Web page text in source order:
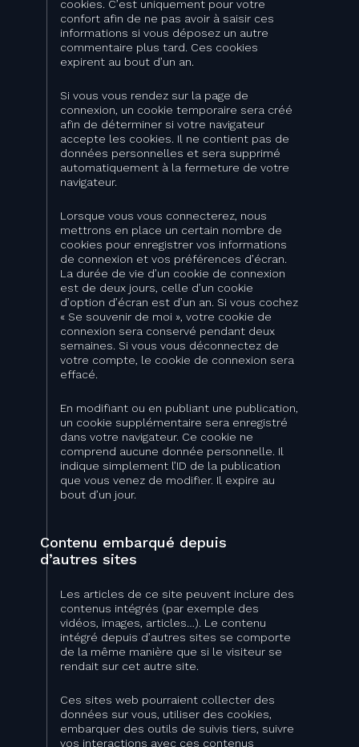
cookies. C’est uniquement pour votre
confort afin de ne pas avoir à saisir ces
informations si vous déposez un autre
commentaire plus tard. Ces cookies
expirent au bout d’un an.
Si vous vous rendez sur la page de
connexion, un cookie temporaire sera créé
afin de déterminer si votre navigateur
accepte les cookies. Il ne contient pas de
données personnelles et sera supprimé
automatiquement à la fermeture de votre
navigateur.
Lorsque vous vous connecterez, nous
mettrons en place un certain nombre de
cookies pour enregistrer vos informations
de connexion et vos préférences d’écran.
La durée de vie d’un cookie de connexion
est de deux jours, celle d’un cookie
d’option d’écran est d’un an. Si vous cochez
« Se souvenir de moi », votre cookie de
connexion sera conservé pendant deux
semaines. Si vous vous déconnectez de
votre compte, le cookie de connexion sera
effacé.
En modifiant ou en publiant une publication,
un cookie supplémentaire sera enregistré
dans votre navigateur. Ce cookie ne
comprend aucune donnée personnelle. Il
indique simplement l’ID de la publication
que vous venez de modifier. Il expire au
bout d’un jour.
Contenu embarqué depuis
d’autres sites
Les articles de ce site peuvent inclure des
contenus intégrés (par exemple des
vidéos, images, articles…). Le contenu
intégré depuis d’autres sites se comporte
de la même manière que si le visiteur se
rendait sur cet autre site.
Ces sites web pourraient collecter des
données sur vous, utiliser des cookies,
embarquer des outils de suivis tiers, suivre
vos interactions avec ces contenus